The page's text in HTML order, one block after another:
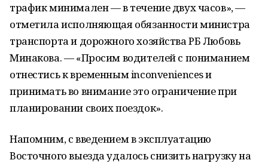
трафик минимален — в течение двух часов», —
отметила исполняющая обязанности министра
транспорта и дорожного хозяйства РБ Любовь
Минакова. — «Просим водителей с пониманием
отнестись к временным inconveniences и
принимать во внимание это ограничение при
планировании своих поездок».
Напомним, с введением в эксплуатацию
Восточного выезда удалось снизить нагрузку на